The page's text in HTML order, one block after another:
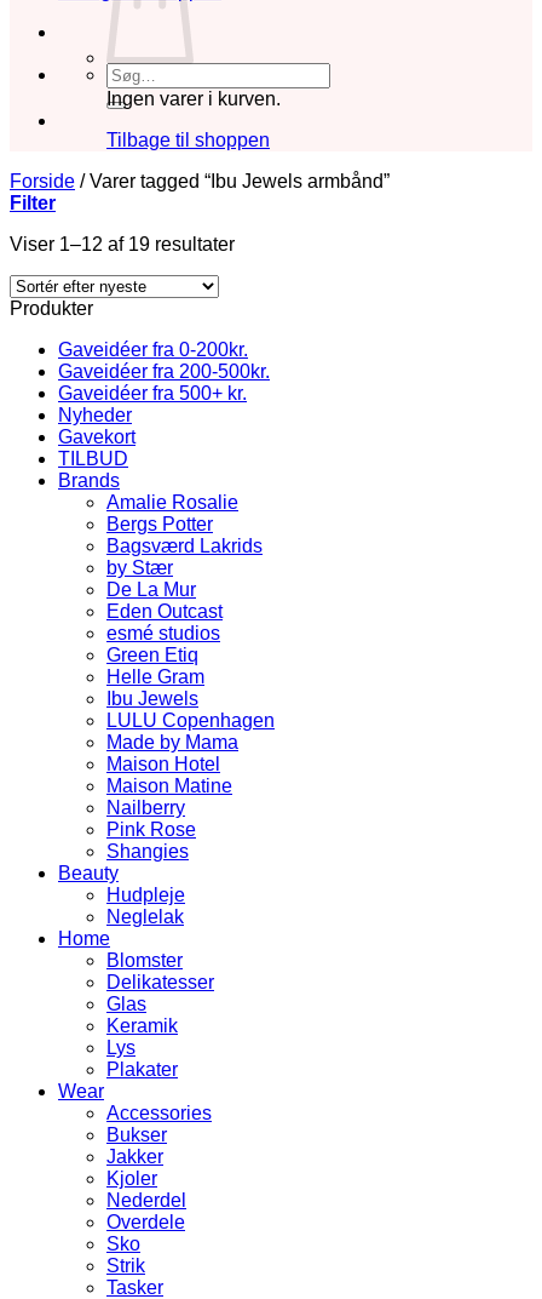
Søg
efter:
Ingen varer i kurven.
Tilbage til shoppen
Forside /Varer tagged “Ibu Jewels armbånd”
Filter
Viser 1–12 af 19 resultaterSorteret
Produkter
Gaveidéer fra 0-200kr.
Gaveidéer fra 200-500kr.
Gaveidéer fra 500+ kr.
Nyheder
Gavekort
TILBUD
Brands
Amalie Rosalie
Bergs Potter
Bagsværd Lakrids
by Stær
De La Mur
Eden Outcast
esmé studios
Green Etiq
Helle Gram
Ibu Jewels
LULU Copenhagen
Made by Mama
Maison Hotel
Maison Matine
Nailberry
Pink Rose
Shangies
Beauty
Hudpleje
Neglelak
Home
Blomster
Delikatesser
Glas
Keramik
Lys
Plakater
Wear
Accessories
Bukser
Jakker
Kjoler
Nederdel
Overdele
Sko
Strik
Tasker